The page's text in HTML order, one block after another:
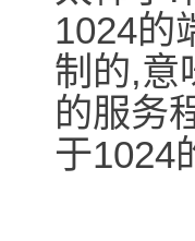
1024的
制的,意
的服务
于1024